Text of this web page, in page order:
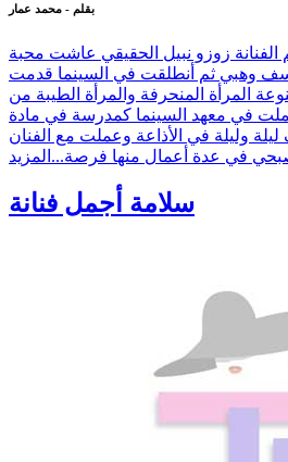
بقلم - محمد عمار
زوزو نبيل الحقيقي عاشت محبة
وهبي ثم أنطلقت في السينما قدمت
المرأة المنحرفة والمرأة الطيبة من
عملت في معهد السينما كمدرسة في مادة
ليلة وليلة في الأذاعة وعملت مع الفنان
في عدة أعمال منها فرصة... المزيد
سلامة أجمل فنانة